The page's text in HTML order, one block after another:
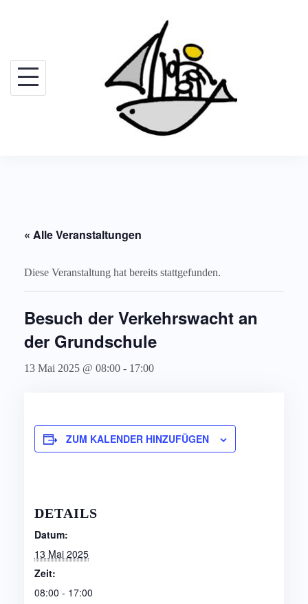
« Alle Veranstaltungen
Diese Veranstaltung hat bereits stattgefunden.
Besuch der Verkehrswacht an
der Grundschule
13 Mai 2025 @ 08:00 - 17:00
ZUM KALENDER HINZUFÜGEN
DETAILS
Datum:
13 Mai 2025
Zeit:
08:00 - 17:00